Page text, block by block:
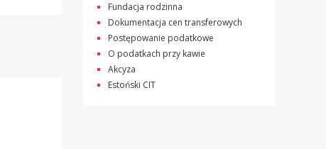
Fundacja rodzinna
Dokumentacja cen transferowych
Postępowanie podatkowe
O podatkach przy kawie
Akcyza
Estoński CIT